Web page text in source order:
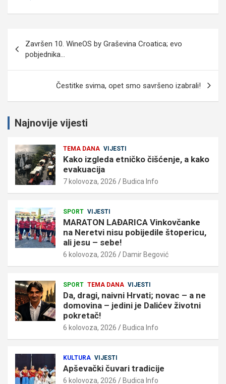
objava
Završen 10. WineOS by Graševina Croatica; evo
pobjednika…
Čestitke svima, opet smo savršeno izabrali!
Najnovije vijesti
TEMA DANA VIJESTI
Kako izgleda etničko čišćenje, a kako
evakuacija
7 kolovoza, 2026 Budica Info
SPORT VIJESTI
MARATON LAĐARICA Vinkovčanke
na Neretvi nisu pobijedile štopericu,
ali jesu – sebe!
6 kolovoza, 2026 Damir Begović
SPORT TEMA DANA VIJESTI
Da, dragi, naivni Hrvati; novac – a ne
domovina – jedini je Dalićev životni
pokretač!
6 kolovoza, 2026 Budica Info
KULTURA VIJESTI
Apševački čuvari tradicije
6 kolovoza, 2026 Budica Info